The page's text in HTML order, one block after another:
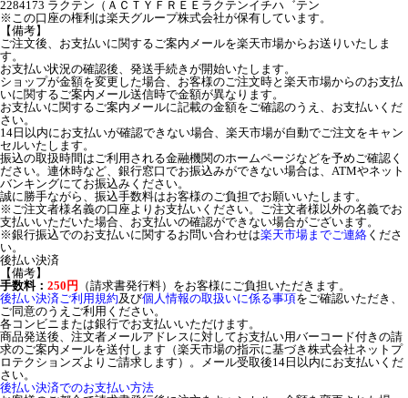
2284173 ラクテン（ＡＣＴＹＦＲＥＥラクテンイチハ゛テン
※この口座の権利は楽天グループ株式会社が保有しています。
【備考】
ご注文後、お支払いに関するご案内メールを楽天市場からお送りいたしま
す。
お支払い状況の確認後、発送手続きが開始いたします。
ショップが金額を変更した場合、お客様のご注文時と楽天市場からのお支払
いに関するご案内メール送信時で金額が異なります。
お支払いに関するご案内メールに記載の金額をご確認のうえ、お支払いくだ
さい。
14日以内にお支払いが確認できない場合、楽天市場が自動でご注文をキャン
セルいたします。
振込の取扱時間はご利用される金融機関のホームページなどを予めご確認く
ださい。連休時など、銀行窓口でお振込みができない場合は、ATMやネット
バンキングにてお振込みください。
誠に勝手ながら、振込手数料はお客様のご負担でお願いいたします。
※ご注文者様名義の口座よりお支払いください。ご注文者様以外の名義でお
支払いいただいた場合、お支払いの確認ができない場合がございます。
※銀行振込でのお支払いに関するお問い合わせは楽天市場までご連絡 くださ
い。
後払い決済
【備考】
手数料： 250円
（請求書発行料）をお客様にご負担いただきます。
後払い決済ご利用規約及び個人情報の取扱いに係る事項をご確認いただき、
ご同意のうえご利用ください。
各コンビニまたは銀行でお支払いいただけます。
商品発送後、注文者メールアドレスに対してお支払い用バーコード付きの請
求のご案内メールを送付します（楽天市場の指示に基づき株式会社ネットプ
ロテクションズよりご請求します）。メール受取後14日以内にお支払いくだ
さい。
後払い決済でのお支払い方法